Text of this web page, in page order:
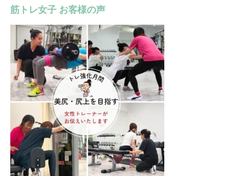
筋トレ女子 お客様の声